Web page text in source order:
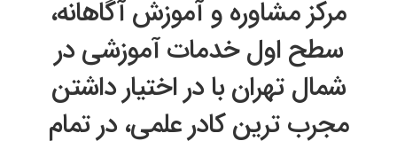
مرکز مشاوره و آموزش آگاهانه،
سطح اول خدمات آموزشی در
شمال تهران با در اختیار داشتن
مجرب ترین کادر علمی، در تمام